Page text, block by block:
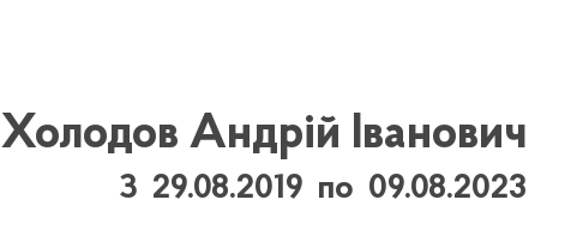
Холодов Андрій Іванович
З 29.08.2019 по 09.08.2023